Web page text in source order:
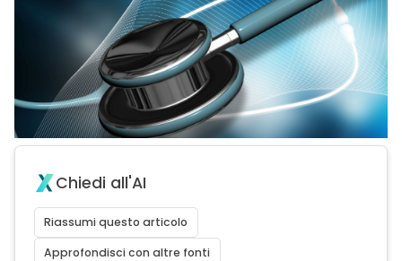
Chiedi all'AI
Riassumi questo articolo
Approfondisci con altre fonti